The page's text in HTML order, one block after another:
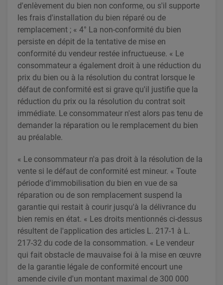
d'enlèvement du bien non conforme, ou s'il supporte
les frais d'installation du bien réparé ou de
remplacement ; « 4° La non-conformité du bien
persiste en dépit de la tentative de mise en
conformité du vendeur restée infructueuse. « Le
consommateur a également droit à une réduction du
prix du bien ou à la résolution du contrat lorsque le
défaut de conformité est si grave qu'il justifie que la
réduction du prix ou la résolution du contrat soit
immédiate. Le consommateur n'est alors pas tenu de
demander la réparation ou le remplacement du bien
au préalable.
« Le consommateur n'a pas droit à la résolution de la
vente si le défaut de conformité est mineur. « Toute
période d'immobilisation du bien en vue de sa
réparation ou de son remplacement suspend la
garantie qui restait à courir jusqu'à la délivrance du
bien remis en état. « Les droits mentionnés ci-dessus
résultent de l'application des articles L. 217-1 à L.
217-32 du code de la consommation. « Le vendeur
qui fait obstacle de mauvaise foi à la mise en œuvre
de la garantie légale de conformité encourt une
amende civile d'un montant maximal de 300 000